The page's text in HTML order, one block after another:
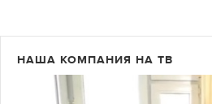
НАША КОМПАНИЯ НА ТВ